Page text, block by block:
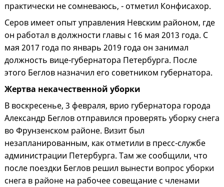
практически не сомневаюсь, - отметил Конфисахор.
Серов имеет опыт управления Невским районом, где
он работал в должности главы с 16 мая 2013 года. С
мая 2017 года по январь 2019 года он занимал
должность вице-губернатора Петербурга. После
этого Беглов назначил его советником губернатора.
Жертва некачественной уборки
В воскресенье, 3 февраля, врио губернатора города
Александр Беглов отправился проверять уборку снега
во Фрунзенском районе. Визит был
незапланированным, как отметили в пресс-службе
администрации Петербурга. Там же сообщили, что
после поездки Беглов решил вынести вопрос уборки
снега в районе на рабочее совещание с членами